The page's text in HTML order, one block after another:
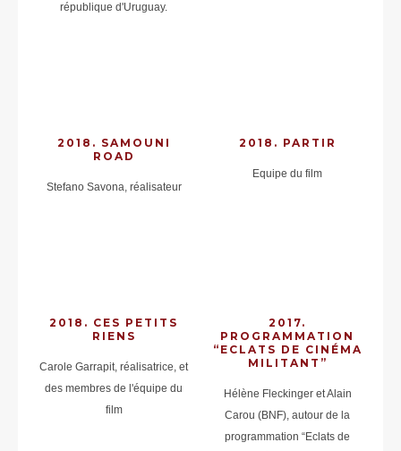
république d'Uruguay.
2018. SAMOUNI
ROAD
Stefano Savona, réalisateur
2018. PARTIR
Equipe du film
2018. CES PETITS
RIENS
Carole Garrapit, réalisatrice, et
des membres de l'équipe du
film
2017.
PROGRAMMATION
“ECLATS DE CINÉMA
MILITANT”
Hélène Fleckinger et Alain
Carou (BNF), autour de la
programmation “Eclats de